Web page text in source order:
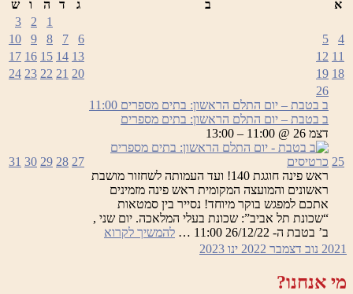
א ב ג ד ה ו
ש
1
2
3
4
5
6
7
8
9
10
11
12
13
14
15
16
17
18
19
20
21
22
23
24
25
26
ב בטבת – יום התלם הראשון: בתים מספרים 11:00
ב בטבת – יום התלם הראשון: בתים מספרים
דצמ 26 @ 11:00 – 13:00
כרטיסים
ראש פינה חוגגת 140! ועד העמותה לשחזור מושבת
ראשונים והמועצה המקומית ראש פינה מזמינים
אתכם למפגש בוקר מיוחד! נסייר בין סמטאות
“שכונת תל אביב”: שכונת בעלי המלאכה. יום שני ,
ב’ בטבת ה- 26/12/22 11:00 …
להמשיך לקרוא
27
28
29
30
31
2021 נוב דצמבר 2022 ינו 2023
מי אנחנו?